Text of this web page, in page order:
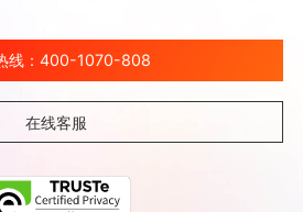
线：400-1070-808
在线客服